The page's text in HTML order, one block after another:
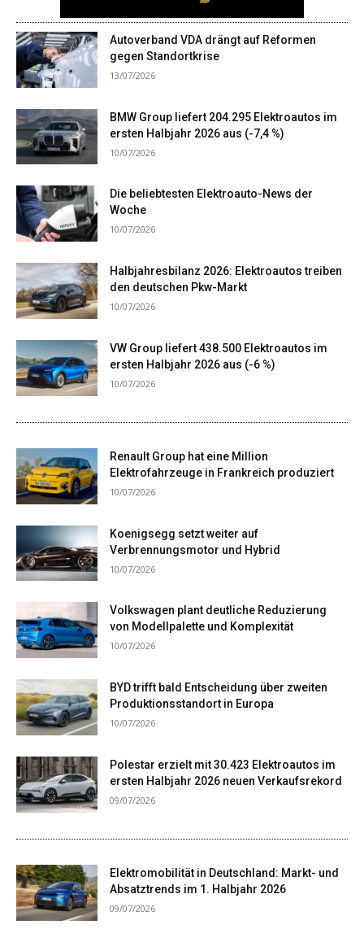
Autoverband VDA drängt auf Reformen
gegen Standortkrise
13/07/2026
BMW Group liefert 204.295 Elektroautos im
ersten Halbjahr 2026 aus (-7,4 %)
10/07/2026
Die beliebtesten Elektroauto-News der
Woche
10/07/2026
Halbjahresbilanz 2026: Elektroautos treiben
den deutschen Pkw-Markt
10/07/2026
VW Group liefert 438.500 Elektroautos im
ersten Halbjahr 2026 aus (-6 %)
10/07/2026
Renault Group hat eine Million
Elektrofahrzeuge in Frankreich produziert
10/07/2026
Koenigsegg setzt weiter auf
Verbrennungsmotor und Hybrid
10/07/2026
Volkswagen plant deutliche Reduzierung
von Modellpalette und Komplexität
10/07/2026
BYD trifft bald Entscheidung über zweiten
Produktionsstandort in Europa
10/07/2026
Polestar erzielt mit 30.423 Elektroautos im
ersten Halbjahr 2026 neuen Verkaufsrekord
09/07/2026
Elektromobilität in Deutschland: Markt- und
Absatztrends im 1. Halbjahr 2026
09/07/2026